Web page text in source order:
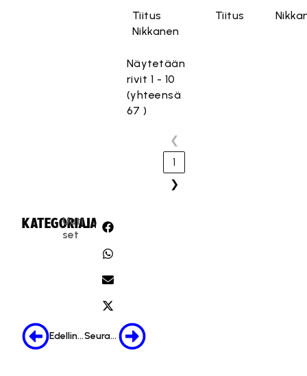
Tiitus
Nikkanen
Tiitus
Näytetään
rivit 1 - 10
(yhteensä
67 )
❮
1
❯
KATEGORIA:
Uuti
set
JAA:
Edellinen Seuraava